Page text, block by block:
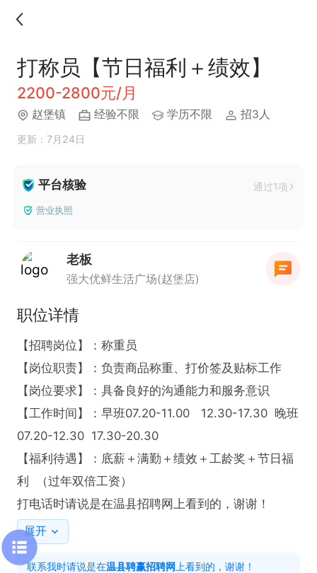
打称员【节日福利＋绩效】
2200-2800元/月
赵堡镇 经验不限 学历不限 招3人
更新：7月24日
平台核验 通过1项
营业执照
老板
强大优鲜生活广场(赵堡店)
职位详情
【招聘岗位】：称重员
【岗位职责】：负责商品称重、打价签及贴标工作
【岗位要求】：具备良好的沟通能力和服务意识
【工作时间】：早班07.20-11.00   12.30-17.30  晚班
07.20-12.30  17.30-20.30
【福利待遇】：底薪＋满勤＋绩效＋工龄奖＋节日福
利  （过年双倍工资）
打电话时请说是在温县招聘网上看到的，谢谢！
展开
联系我时请说是在温县聘赢招聘网 上看到的，谢谢！